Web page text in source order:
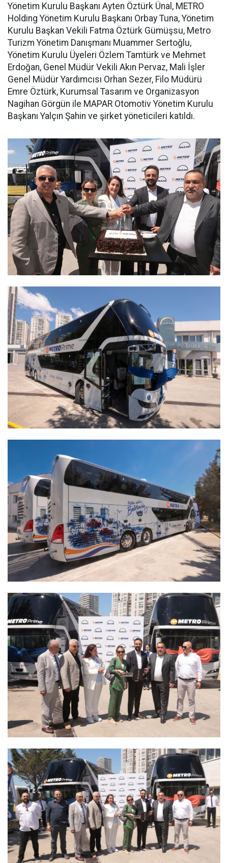
Yönetim Kurulu Başkanı Ayten Öztürk Ünal, METRO
Holding Yönetim Kurulu Başkanı Orbay Tuna, Yönetim
Kurulu Başkan Vekili Fatma Öztürk Gümüşsu, Metro
Turizm Yönetim Danışmanı Muammer Sertoğlu,
Yönetim Kurulu Üyeleri Özlem Tamtürk ve Mehmet
Erdoğan, Genel Müdür Vekili Akın Pervaz, Mali İşler
Genel Müdür Yardımcısı Orhan Sezer, Filo Müdürü
Emre Öztürk, Kurumsal Tasarım ve Organizasyon
Nagihan Görgün ile MAPAR Otomotiv Yönetim Kurulu
Başkanı Yalçın Şahin ve şirket yöneticileri katıldı.